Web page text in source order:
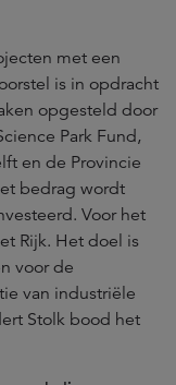
met een
is in opdracht
opgesteld door
Park Fund,
en de Provincie
bedrag wordt
Voor het
Rijk. Het doel is
voor de
van industriële
Stolk bood het